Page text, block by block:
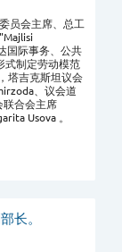
员会主席、总工
国际事务、公共
式制定劳动模范
塔吉克斯坦议会
、议会道
联合会主席
Usova 。
长。